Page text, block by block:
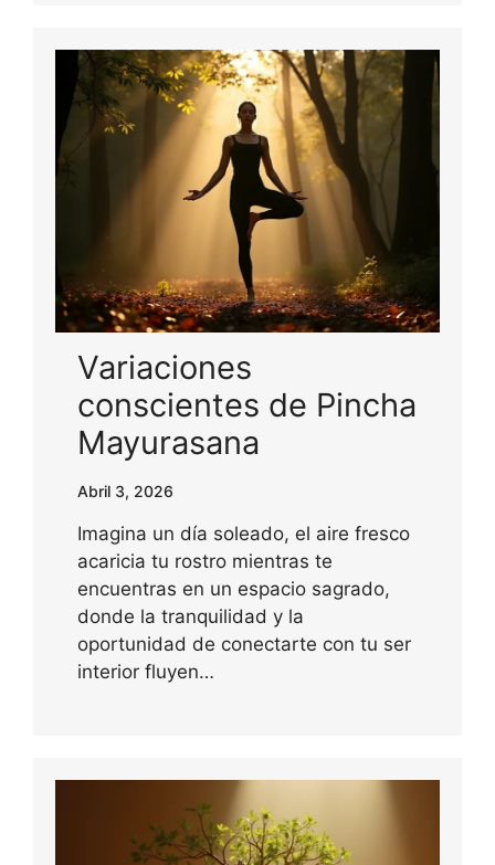
Variaciones
conscientes de Pincha
Mayurasana
Abril 3, 2026
Imagina un día soleado, el aire fresco
acaricia tu rostro mientras te
encuentras en un espacio sagrado,
donde la tranquilidad y la
oportunidad de conectarte con tu ser
interior fluyen…